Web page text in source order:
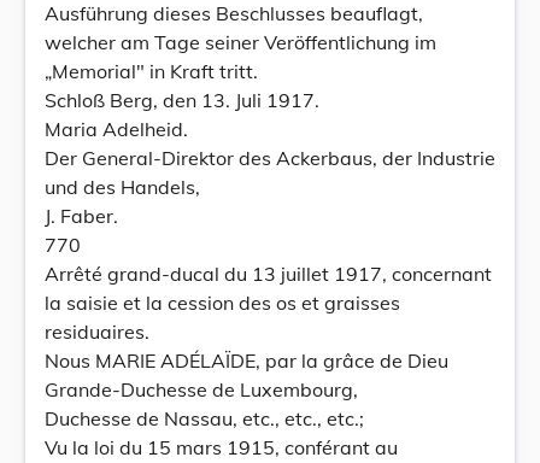
Ausführung dieses Beschlusses beauflagt,
welcher am Tage seiner Veröffentlichung im
„Memorial" in Kraft tritt.
Schloß Berg, den 13. Juli 1917.
Maria Adelheid.
Der General-Direktor des Ackerbaus, der Industrie
und des Handels,
J. Faber.
770
Arrêté grand-ducal du 13 juillet 1917, concernant
la saisie et la cession des os et graisses
residuaires.
Nous MARIE ADÉLAÏDE, par la grâce de Dieu
Grande-Duchesse de Luxembourg,
Duchesse de Nassau, etc., etc., etc.;
Vu la loi du 15 mars 1915, conférant au